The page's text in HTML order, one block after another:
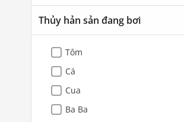
Thủy hản sản đang bơi
Tôm
Cá
Cua
Ba Ba